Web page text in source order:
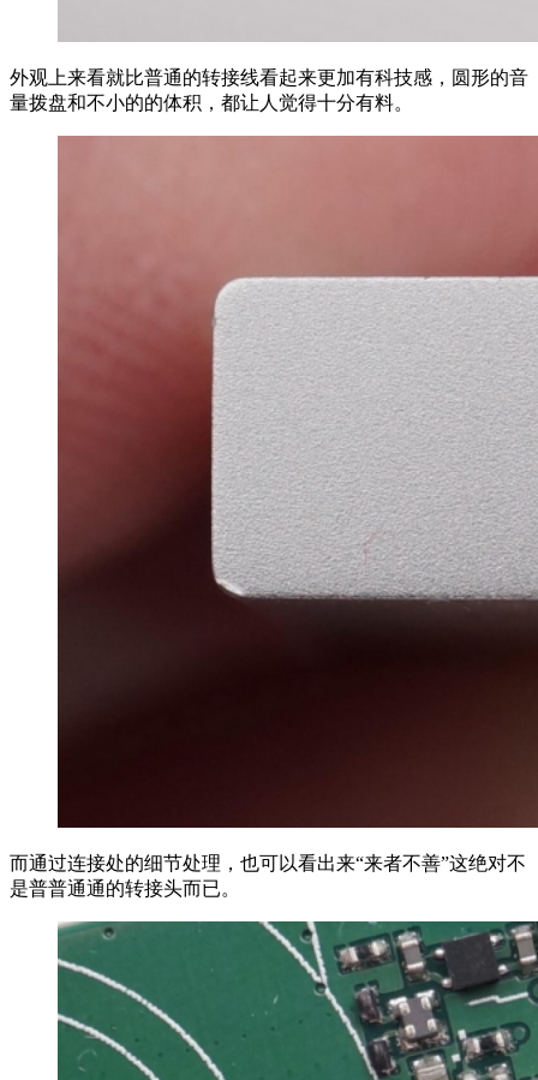
外观上来看就比普通的转接线看起来更加有科技感，圆形的音
量拨盘和不小的的体积，都让人觉得十分有料。
而通过连接处的细节处理，也可以看出来“来者不善”这绝对不
是普普通通的转接头而已。